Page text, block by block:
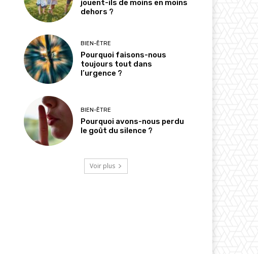
jouent-ils de moins en moins
dehors ?
BIEN-ÊTRE
Pourquoi faisons-nous
toujours tout dans
l’urgence ?
BIEN-ÊTRE
Pourquoi avons-nous perdu
le goût du silence ?
Voir plus